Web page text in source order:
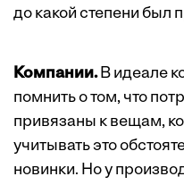
до какой степени был
Компании.В идеале
помнить о том, что
привязаны к вещам,
учитывать это
новинки. Но у